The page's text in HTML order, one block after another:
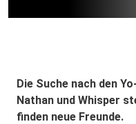
Die Suche nach den
Nathan und Whisper
finden neue Freunde.